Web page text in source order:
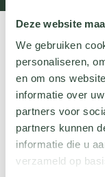
Deze website
We gebruiken
personaliseren,
en om ons
informatie over
partners voor
partners kunnen
informatie die u
verzameld op